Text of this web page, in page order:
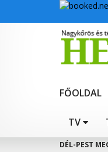
FŐOLDAL
TV
DÉL-PEST